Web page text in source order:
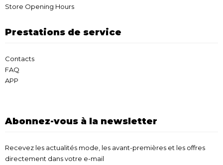
Store Opening Hours
Prestations de service
Contacts
FAQ
APP
Abonnez-vous à la newsletter
Recevez les actualités mode, les avant-premières et les offres
directement dans votre e-mail